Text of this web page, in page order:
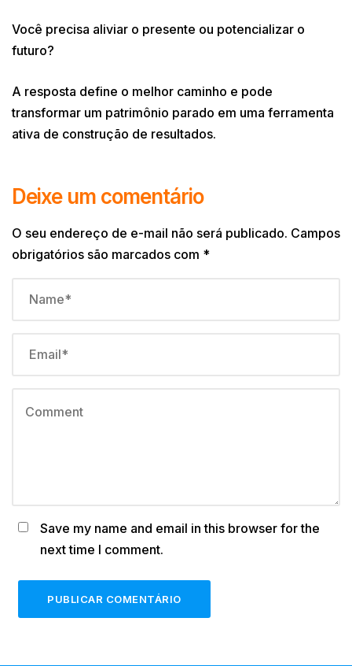
Você precisa aliviar o presente ou potencializar o
futuro?
A resposta define o melhor caminho e pode
transformar um patrimônio parado em uma ferramenta
ativa de construção de resultados.
Deixe um comentário
O seu endereço de e-mail não será publicado. Campos
obrigatórios são marcados com *
Save my name and email in this browser for the
next time I comment.